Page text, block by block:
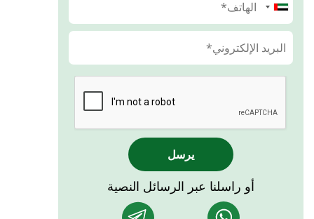
يرسل
أو راسلنا عبر الرسائل النصية